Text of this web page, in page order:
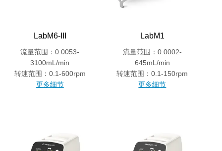
LabM6-III
流量范围：0.0053-
3100mL/min
转速范围：0.1-600rpm
更多细节
LabM1
流量范围：0.0002-
645mL/min
转速范围：0.1-150rpm
更多细节